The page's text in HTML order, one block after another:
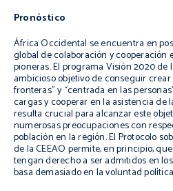
Pronóstico
África Occidental se encuentra en
global de colaboración y cooperación
pioneras. El programa Visión 2020 de
ambicioso objetivo de conseguir
fronteras” y “centrada en las
cargas y cooperar en la asistencia de
resulta crucial para alcanzar este
numerosas preocupaciones con
población en la región. El Protocolo
de la CEEAO permite, en principio,
tengan derecho a ser admitidos en
basa demasiado en la voluntad